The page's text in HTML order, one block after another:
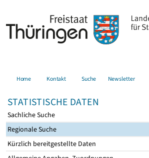
Home Kontakt Suche Newsletter
STATISTISCHE DATEN
Sachliche Suche
Regionale Suche
Kürzlich bereitgestellte Daten